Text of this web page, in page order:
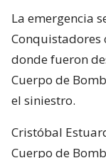
La emergencia
Conquistadores
donde fueron
Cuerpo de
el siniestro.
Cristóbal
Cuerpo de